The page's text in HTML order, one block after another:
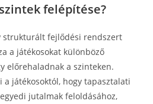
felépítése?
strukturált fejlődési rendszert
a játékosokat különböző
előrehaladnak a szinteken.
játékosoktól, hogy tapasztalati
jutalmak feloldásához,